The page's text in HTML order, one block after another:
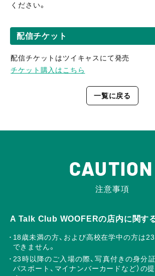
ください。
配信チケット
配信チケットはツイキャスにて発売
チケット購入はこちら
一覧に戻る
CAUTION
注意事項
A Talk Club WOOFERの店内に関す
18歳未満の方、および高校在学中の方は
できません。
23時以降のご入場の際、写真付きの身分証
パスポート、マイナンバーカードなど）の